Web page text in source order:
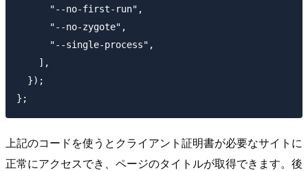
      "--no-first-run",
      "--no-zygote",
      "--single-process",
    ],
  });
上記のコードを使うとクライアント証明書が必要なサイトに
正常にアクセスでき、ページのタイトルが取得できます。後